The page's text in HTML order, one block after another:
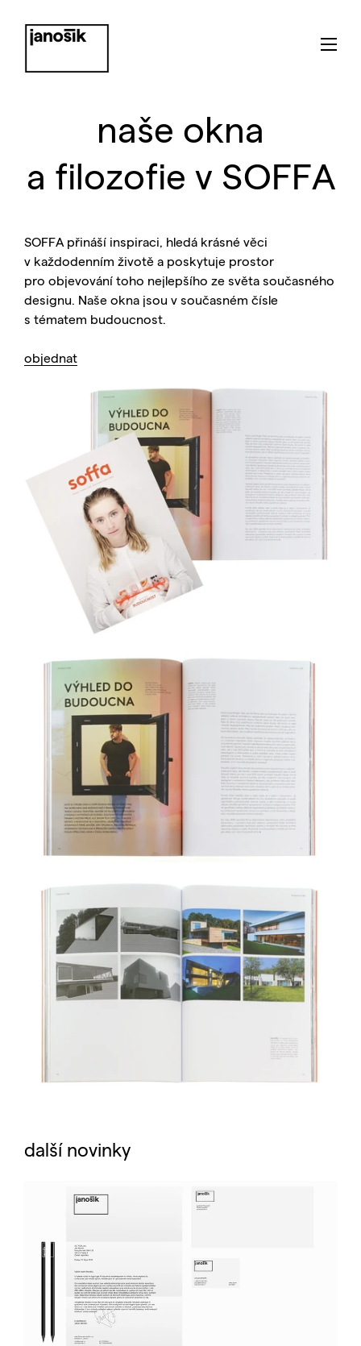
naše okna
a filozofie v SOFFA
SOFFA přináší inspiraci, hledá krásné věci
v každodenním životě a poskytuje prostor
pro objevování toho nejlepšího ze světa současného
designu. Naše okna jsou v současném čísle
s tématem budoucnost.
objednat
další novinky